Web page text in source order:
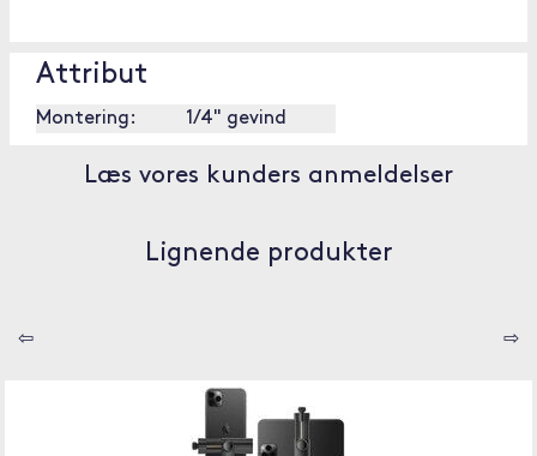
Attribut
Montering: 1/4" gevind
Læs vores kunders anmeldelser
Lignende produkter
⇦ ⇨